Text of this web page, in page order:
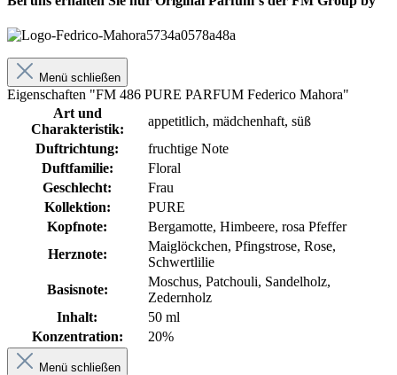
Menü schließen
Eigenschaften "FM 486 PURE PARFUM Federico Mahora"
Art und
Charakteristik:
appetitlich, mädchenhaft, süß
Duftrichtung:
fruchtige Note
Duftfamilie:
Floral
Geschlecht:
Frau
Kollektion:
PURE
Kopfnote:
Bergamotte, Himbeere, rosa Pfeffer
Herznote:
Maiglöckchen, Pfingstrose, Rose,
Schwertlilie
Basisnote:
Moschus, Patchouli, Sandelholz,
Zedernholz
Inhalt:
50 ml
Konzentration:
20%
Menü schließen